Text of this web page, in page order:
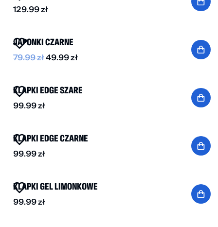
129.99zł
JAPONKI CZARNE
79.99zł49.99zł
KLAPKI EDGE SZARE
99.99zł
KLAPKI EDGE CZARNE
99.99zł
KLAPKI GEL LIMONKOWE
99.99zł